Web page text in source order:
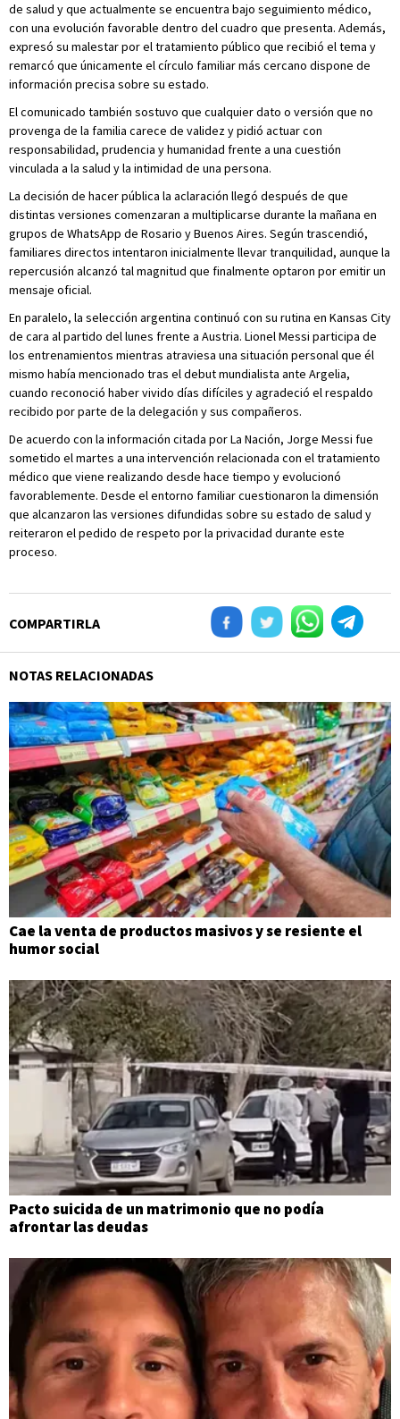
de salud y que actualmente se encuentra bajo seguimiento médico,
con una evolución favorable dentro del cuadro que presenta. Además,
expresó su malestar por el tratamiento público que recibió el tema y
remarcó que únicamente el círculo familiar más cercano dispone de
información precisa sobre su estado.
El comunicado también sostuvo que cualquier dato o versión que no
provenga de la familia carece de validez y pidió actuar con
responsabilidad, prudencia y humanidad frente a una cuestión
vinculada a la salud y la intimidad de una persona.
La decisión de hacer pública la aclaración llegó después de que
distintas versiones comenzaran a multiplicarse durante la mañana en
grupos de WhatsApp de Rosario y Buenos Aires. Según trascendió,
familiares directos intentaron inicialmente llevar tranquilidad, aunque la
repercusión alcanzó tal magnitud que finalmente optaron por emitir un
mensaje oficial.
En paralelo, la selección argentina continuó con su rutina en Kansas City
de cara al partido del lunes frente a Austria. Lionel Messi participa de
los entrenamientos mientras atraviesa una situación personal que él
mismo había mencionado tras el debut mundialista ante Argelia,
cuando reconoció haber vivido días difíciles y agradeció el respaldo
recibido por parte de la delegación y sus compañeros.
De acuerdo con la información citada por La Nación, Jorge Messi fue
sometido el martes a una intervención relacionada con el tratamiento
médico que viene realizando desde hace tiempo y evolucionó
favorablemente. Desde el entorno familiar cuestionaron la dimensión
que alcanzaron las versiones difundidas sobre su estado de salud y
reiteraron el pedido de respeto por la privacidad durante este
proceso.
COMPARTIRLA
NOTAS RELACIONADAS
Cae la venta de productos masivos y se resiente el
humor social
Pacto suicida de un matrimonio que no podía
afrontar las deudas